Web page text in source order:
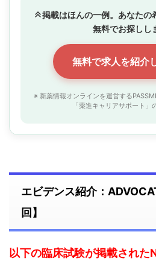
掲載はほんの一例。あなたの
無料でお探しし
無料で求人を紹介
※ 新薬情報オンラインを運営する
「薬進キャリアサポート」
エビデンス紹介：
回】
以下の臨床試験が掲載された